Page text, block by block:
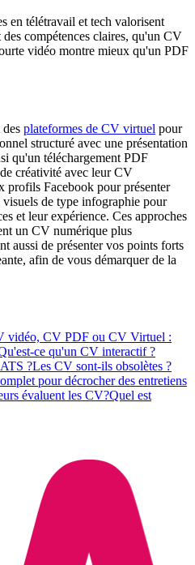
en télétravail et tech valorisent
compétences claires, qu'un CV
vidéo montre mieux qu'un PDF
plateformes de CV virtuel pour
structuré avec une présentation
qu'un téléchargement PDF
créativité avec leur CV
profils Facebook pour présenter
de type infographie pour
et leur expérience. Ces approches
un CV numérique plus
aussi de présenter vos points forts
afin de vous démarquer de la
vidéo, CV PDF ou CV Virtuel :
ce qu'un CV interactif ?
?Les CV sont-ils obsolètes ?
pour décrocher des entretiens
évaluent les CV?Quel est